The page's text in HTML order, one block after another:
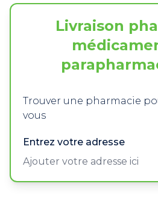
Livraison
Trouver une pharmacie
vous
Entrez votre adresse